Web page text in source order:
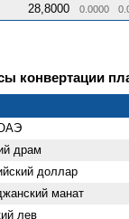
28,8000 0.0000
конвертации
драм
доллар
манат
лев